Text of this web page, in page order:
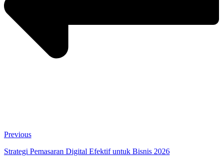
Previous
Strategi Pemasaran Digital Efektif untuk Bisnis 2026